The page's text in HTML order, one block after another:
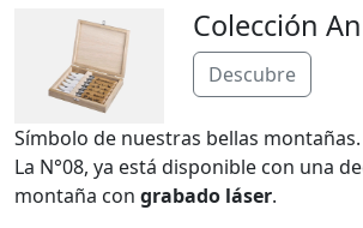
Colección
Descubre
Símbolo de nuestras bellas montañas.
La N°08, ya está disponible con una
montaña con grabado láser.